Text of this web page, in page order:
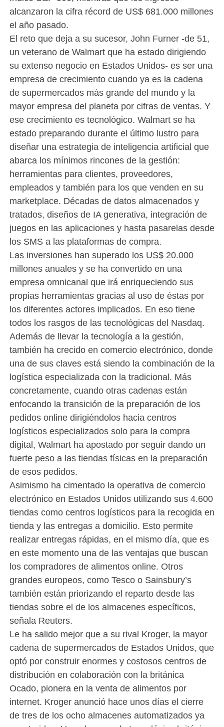
alcanzaron la cifra récord de US$ 681.000 millones
el año pasado.
El reto que deja a su sucesor, John Furner -de 51,
un veterano de Walmart que ha estado dirigiendo
su extenso negocio en Estados Unidos- es ser una
empresa de crecimiento cuando ya es la cadena
de supermercados más grande del mundo y la
mayor empresa del planeta por cifras de ventas. Y
ese crecimiento es tecnológico. Walmart se ha
estado preparando durante el último lustro para
diseñar una estrategia de inteligencia artificial que
abarca los mínimos rincones de la gestión:
herramientas para clientes, proveedores,
empleados y también para los que venden en su
marketplace. Décadas de datos almacenados y
tratados, diseños de IA generativa, integración de
juegos en las aplicaciones y hasta pasarelas desde
los SMS a las plataformas de compra.
Las inversiones han superado los US$ 20.000
millones anuales y se ha convertido en una
empresa omnicanal que irá enriqueciendo sus
propias herramientas gracias al uso de éstas por
los diferentes actores implicados. En eso tiene
todos los rasgos de las tecnológicas del Nasdaq.
Además de llevar la tecnología a la gestión,
también ha crecido en comercio electrónico, donde
una de sus claves está siendo la combinación de la
logística especializada con la tradicional. Más
concretamente, cuando otras cadenas están
enfocando la transición de la preparación de los
pedidos online dirigiéndolos hacia centros
logísticos especializados solo para la compra
digital, Walmart ha apostado por seguir dando un
fuerte peso a las tiendas físicas en la preparación
de esos pedidos.
Asimismo ha cimentado la operativa de comercio
electrónico en Estados Unidos utilizando sus 4.600
tiendas como centros logísticos para la recogida en
tienda y las entregas a domicilio. Esto permite
realizar entregas rápidas, en el mismo día, que es
en este momento una de las ventajas que buscan
los compradores de alimentos online. Otros
grandes europeos, como Tesco o Sainsbury’s
también están priorizando el reparto desde las
tiendas sobre el de los almacenes específicos,
señala Reuters.
Le ha salido mejor que a su rival Kroger, la mayor
cadena de supermercados de Estados Unidos, que
optó por construir enormes y costosos centros de
distribución en colaboración con la británica
Ocado, pionera en la venta de alimentos por
internet. Kroger anunció hace unos días el cierre
de tres de los ocho almacenes automatizados ya